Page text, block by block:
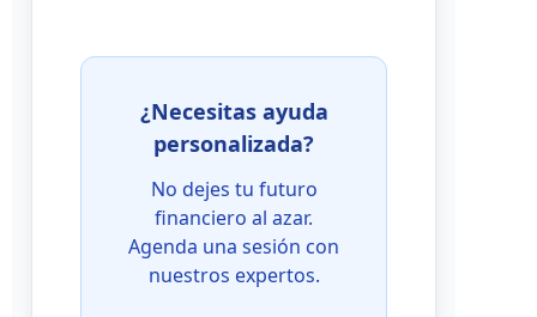
¿Necesitas ayuda
personalizada?
No dejes tu futuro
financiero al azar.
Agenda una sesión con
nuestros expertos.